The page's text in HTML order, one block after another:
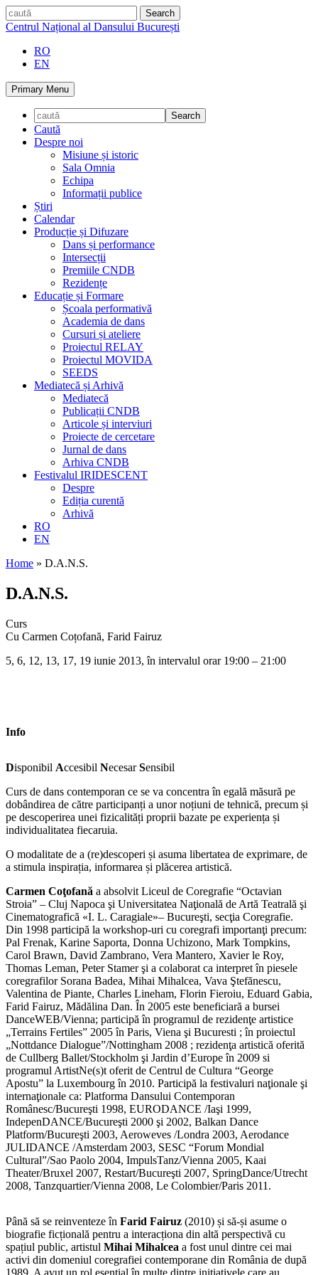
Skip
to
caută
Centrul Național al Dansului București
RO
EN
Primary Menu
Caută
Despre noi
Misiune și istoric
Sala Omnia
Echipa
Informații publice
Știri
Calendar
Producție și Difuzare
Dans și performance
Intersecții
Premiile CNDB
Rezidențe
Educație și Formare
Școala performativă
Academia de dans
Cursuri și ateliere
Proiectul RELAY
Proiectul MOVIDA
SEEDS
Mediatecă și Arhivă
Mediatecă
Publicații CNDB
Articole și interviuri
Proiecte de cercetare
Jurnal de dans
Arhiva CNDB
Festivalul IRIDESCENT
Despre
Ediția curentă
Arhivă
RO
EN
Home » D.A.N.S.
D.A.N.S.
Curs
Cu Carmen Coțofană, Farid Fairuz
5, 6, 12, 13, 17, 19 iunie 2013, în intervalul orar 19:00 – 21:00
Info
Disponibil Accesibil NecesarSensibil
Curs de dans contemporan ce se va concentra în egală măsură pe
dobândirea de către participanți a unor noțiuni de tehnică, precum și
pe descoperirea unei fizicalități proprii bazate pe experiența și
individualitatea fiecaruia.
O modalitate de a (re)descoperi și asuma libertatea de exprimare, de
a stimula inspirația, informarea și plăcerea artistică.
Carmen Coţofană a absolvit Liceul de Coregrafie “Octavian
Stroia” – Cluj Napoca şi Universitatea Naţională de Artă Teatrală şi
Cinematografică «I. L. Caragiale»– Bucureşti, secţia Coregrafie.
Din 1998 participă la workshop-uri cu coregrafi importanţi precum:
Pal Frenak, Karine Saporta, Donna Uchizono, Mark Tompkins,
Carol Brawn, David Zambrano, Vera Mantero, Xavier le Roy,
Thomas Leman, Peter Stamer şi a colaborat ca interpret în piesele
coregrafilor Sorana Badea, Mihai Mihalcea, Vava Ştefănescu,
Valentina de Piante, Charles Lineham, Florin Fieroiu, Eduard Gabia,
Farid Fairuz, Mădălina Dan. În 2005 este beneficiară a bursei
DanceWEB/Vienna; participă în programul de rezidenţe artistice
„Terrains Fertiles” 2005 în Paris, Viena şi Bucuresti ; în proiectul
„Nottdance Dialogue”/Nottingham 2008 ; rezidenţa artistică oferită
de Cullberg Ballet/Stockholm şi Jardin d’Europe în 2009 si
programul ArtistNe(s)t oferit de Centrul de Cultura “George
Apostu” la Luxembourg în 2010. Participă la festivaluri naţionale şi
internaţionale ca: Platforma Dansului Contemporan
Românesc/Bucureşti 1998, EURODANCE /Iaşi 1999,
IndepenDANCE/Bucureşti 2000 şi 2002, Balkan Dance
Platform/Bucureşti 2003, Aeroweves /Londra 2003, Aerodance
JULIDANCE /Amsterdam 2003, SESC “Forum Mondial
Cultural”/Sao Paolo 2004, ImpulsTanz/Vienna 2005, Kaai
Theater/Bruxel 2007, Restart/Bucureşti 2007, SpringDance/Utrecht
2008, Tanzquartier/Vienna 2008, Le Colombier/Paris 2011.
Până să se reinventeze în Farid Fairuz (2010) și să-și asume o
biografie ficțională pentru a interacționa din altă perspectivă cu
spațiul public, artistul Mihai Mihalcea a fost unul dintre cei mai
activi din domeniul coregrafiei contemporane din România de după
1989. A avut un rol esențial în multe dintre inițiativele care au